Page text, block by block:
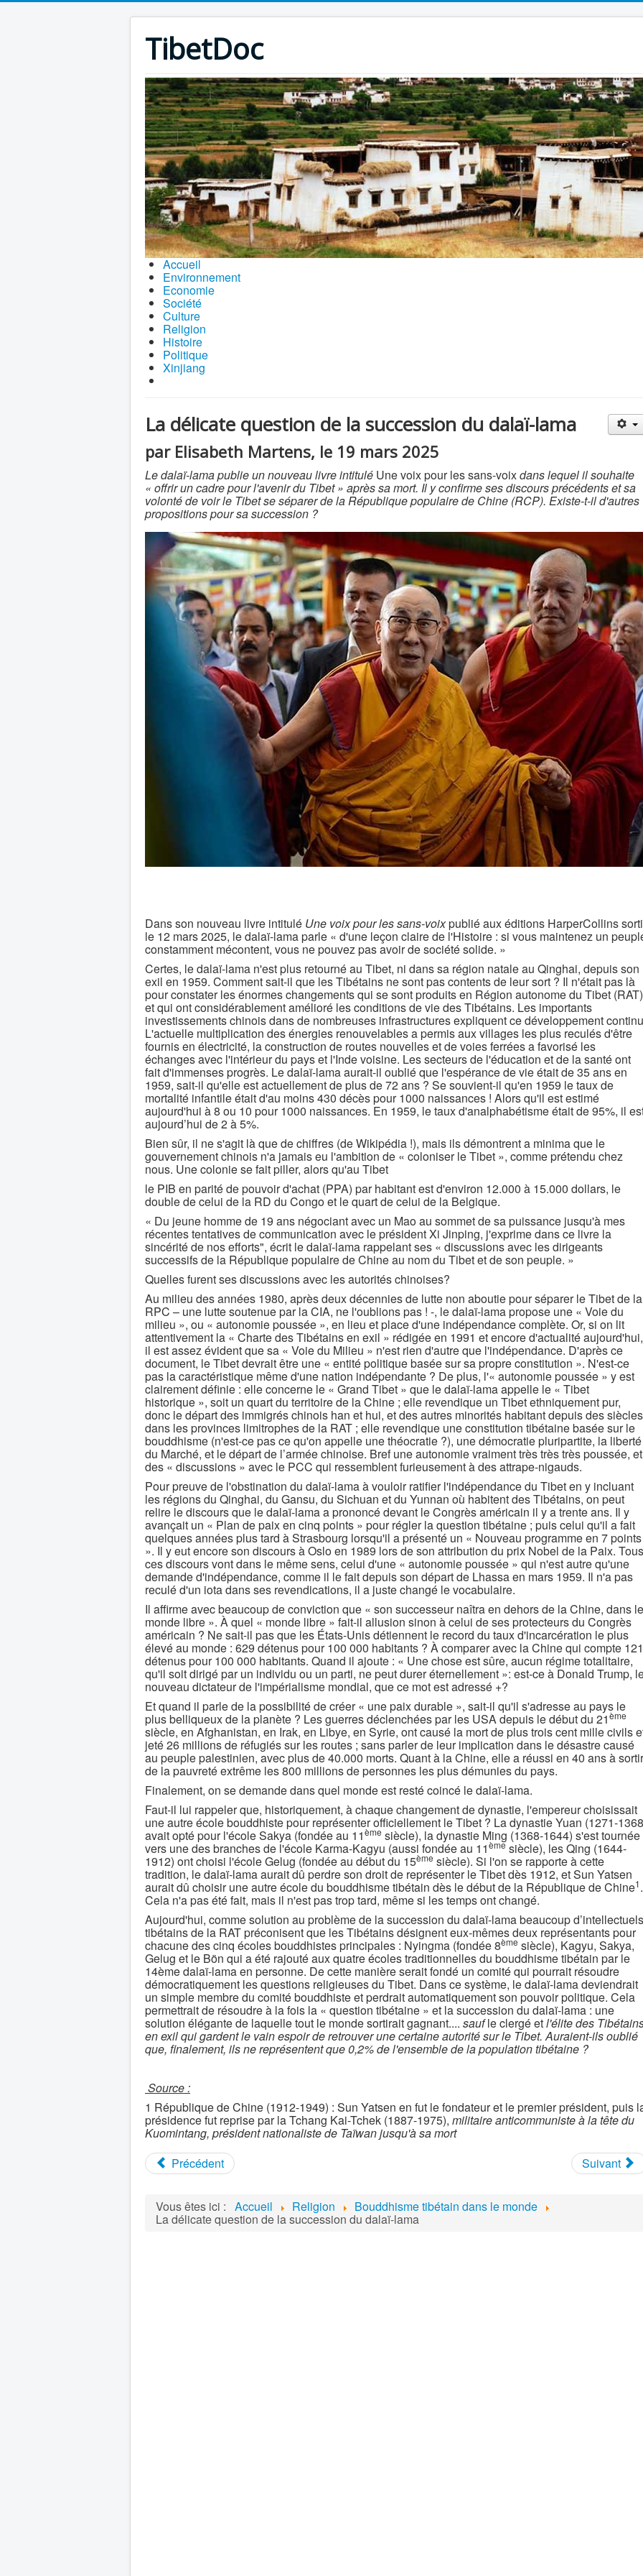
TibetDoc
Accueil
Environnement
Economie
Société
Culture
Religion
Histoire
Politique
Xinjiang
La délicate question de la succession du dalaï-lama
par Elisabeth Martens, le 19 mars 2025
Le dalaï-lama publie un nouveau livre intitulé Une voix pour les sans-voixdans lequel il souhaite
« offrir un cadre pour l'avenir du Tibet » après sa mort. Il y confirme ses discours précédents et sa
volonté de voir le Tibet se séparer de la République populaire de Chine (RCP). Existe-t-il d'autres
propositions pour sa succession ?
Dans son nouveau livre intitulé Une voix pour les sans-voixpublié aux éditions HarperCollins sorti
le 12 mars 2025, le dalaï-lama parle « d'une leçon claire de l'Histoire : si vous maintenez un
constamment mécontent, vous ne pouvez pas avoir de société solide. »
Certes, le dalaï-lama n'est plus retourné au Tibet, ni dans sa région natale au Qinghai, depuis son
exil en 1959. Comment sait-il que les Tibétains ne sont pas contents de leur sort ? Il n'était pas là
pour constater les énormes changements qui se sont produits en Région autonome du Tibet (RAT)
et qui ont considérablement amélioré les conditions de vie des Tibétains. Les importants
investissements chinois dans de nombreuses infrastructures expliquent ce développement
L'actuelle multiplication des énergies renouvelables a permis aux villages les plus reculés d'être
fournis en électricité, la construction de routes nouvelles et de voies ferrées a favorisé les
échanges avec l'intérieur du pays et l'Inde voisine. Les secteurs de l'éducation et de la santé ont
fait d'immenses progrès. Le dalaï-lama aurait-il oublié que l'espérance de vie était de 35 ans en
1959, sait-il qu'elle est actuellement de plus de 72 ans ? Se souvient-il qu'en 1959 le taux de
mortalité infantile était d'au moins 430 décès pour 1000 naissances ! Alors qu'il est estimé
aujourd'hui à 8 ou 10 pour 1000 naissances. En 1959, le taux d'analphabétisme était de 95%, il
aujourd’hui de 2 à 5%.
Bien sûr, il ne s'agit là que de chiffres (de Wikipédia !), mais ils démontrent a minima que le
gouvernement chinois n'a jamais eu l'ambition de « coloniser le Tibet », comme prétendu chez
nous. Une colonie se fait piller, alors qu'au Tibet
le PIB en parité de pouvoir d'achat (PPA) par habitant est d'environ 12.000 à 15.000 dollars, le
double de celui de la RD du Congo et le quart de celui de la Belgique.
« Du jeune homme de 19 ans négociant avec un Mao au sommet de sa puissance jusqu'à mes
récentes tentatives de communication avec le président Xi Jinping, j'exprime dans ce livre la
sincérité de nos efforts", écrit le dalaï-lama rappelant ses « discussions avec les dirigeants
successifs de la République populaire de Chine au nom du Tibet et de son peuple. »
Quelles furent ses discussions avec les autorités chinoises?
Au milieu des années 1980, après deux décennies de lutte non aboutie pour séparer le Tibet de la
RPC – une lutte soutenue par la CIA, ne l'oublions pas ! -, le dalaï-lama propose une « Voie du
milieu », ou « autonomie poussée », en lieu et place d'une indépendance complète. Or, si on lit
attentivement la « Charte des Tibétains en exil » rédigée en 1991 et encore d'actualité aujourd'hui,
il est assez évident que sa « Voie du Milieu » n'est rien d'autre que l'indépendance. D'après ce
document, le Tibet devrait être une « entité politique basée sur sa propre constitution ». N'est-ce
pas la caractéristique même d'une nation indépendante ? De plus, l'« autonomie poussée » y est
clairement définie : elle concerne le « Grand Tibet » que le dalaï-lama appelle le « Tibet
historique », soit un quart du territoire de la Chine ; elle revendique un Tibet ethniquement pur,
donc le départ des immigrés chinois han et hui, et des autres minorités habitant depuis des siècles
dans les provinces limitrophes de la RAT ; elle revendique une constitution tibétaine basée sur le
bouddhisme (n'est-ce pas ce qu'on appelle une théocratie ?), une démocratie pluripartite, la liberté
du Marché, et le départ de l’armée chinoise. Bref une autonomie vraiment très très très poussée, et
des « discussions » avec le PCC qui ressemblent furieusement à des attrape-nigauds.
Pour preuve de l'obstination du dalaï-lama à vouloir ratifier l'indépendance du Tibet en y incluant
les régions du Qinghai, du Gansu, du Sichuan et du Yunnan où habitent des Tibétains, on peut
relire le discours que le dalaï-lama a prononcé devant le Congrès américain il y a trente ans. Il y
avançait un « Plan de paix en cinq points » pour régler la question tibétaine ; puis celui qu'il a fait
quelques années plus tard à Strasbourg lorsqu'il a présenté un « Nouveau programme en 7 points
». Il y eut encore son discours à Oslo en 1989 lors de son attribution du prix Nobel de la Paix. Tous
ces discours vont dans le même sens, celui d'une « autonomie poussée » qui n'est autre qu'une
demande d'indépendance, comme il le fait depuis son départ de Lhassa en mars 1959. Il n'a pas
reculé d'un iota dans ses revendications, il a juste changé le vocabulaire.
Il affirme avec beaucoup de conviction que « son successeur naîtra en dehors de la Chine, dans le
monde libre ». À quel « monde libre » fait-il allusion sinon à celui de ses protecteurs du Congrès
américain ? Ne sait-il pas que les États-Unis détiennent le record du taux d'incarcération le plus
élevé au monde : 629 détenus pour 100 000 habitants ? À comparer avec la Chine qui compte 121
détenus pour 100 000 habitants. Quand il ajoute : « Une chose est sûre, aucun régime totalitaire,
qu'il soit dirigé par un individu ou un parti, ne peut durer éternellement »: est-ce à Donald Trump,
nouveau dictateur de l'impérialisme mondial, que ce mot est adressé +?
Et quand il parle de la possibilité de créer « une paix durable », sait-il qu'il s'adresse au pays le
plus belliqueux de la planète ? Les guerres déclenchées par les USA depuis le début du 21ème
siècle, en Afghanistan, en Irak, en Libye, en Syrie, ont causé la mort de plus trois cent mille civils
jeté 26 millions de réfugiés sur les routes ; sans parler de leur implication dans le désastre causé
au peuple palestinien, avec plus de 40.000 morts. Quant à la Chine, elle a réussi en 40 ans à sortir
de la pauvreté extrême les 800 millions de personnes les plus démunies du pays.
Finalement, on se demande dans quel monde est resté coincé le dalaï-lama.
Faut-il lui rappeler que, historiquement, à chaque changement de dynastie, l'empereur choisissait
une autre école bouddhiste pour représenter officiellement le Tibet ? La dynastie Yuan (1271-
avait opté pour l'école Sakya (fondée au 11ème siècle), la dynastie Ming (1368-1644) s'est tournée
vers une des branches de l'école Karma-Kagyu (aussi fondée au 11ème siècle), les Qing (1644-
1912) ont choisi l'école Gelug (fondée au début du 15ème siècle). Si l'on se rapporte à cette
tradition, le dalaï-lama aurait dû perdre son droit de représenter le Tibet dès 1912, et Sun Yatsen
aurait dû choisir une autre école du bouddhisme tibétain dès le début de la République de Chine1.
Cela n'a pas été fait, mais il n'est pas trop tard, même si les temps ont changé.
Aujourd'hui, comme solution au problème de la succession du dalaï-lama beaucoup d’intellectuels
tibétains de la RAT préconisent que les Tibétains désignent eux-mêmes deux représentants pour
chacune des cinq écoles bouddhistes principales : Nyingma (fondée 8ème siècle), Kagyu, Sakya,
Gelug et le Bön qui a été rajouté aux quatre écoles traditionnelles du bouddhisme tibétain par le
14ème dalaï-lama en personne. De cette manière serait fondé un comité qui pourrait résoudre
démocratiquement les questions religieuses du Tibet. Dans ce système, le dalaï-lama deviendrait
un simple membre du comité bouddhiste et perdrait automatiquement son pouvoir politique. Cela
permettrait de résoudre à la fois la « question tibétaine » et la succession du dalaï-lama : une
solution élégante de laquelle tout le monde sortirait gagnant.... saufle clergé etl'élite des
en exil qui gardent le vain espoir de retrouver une certaine autorité sur le Tibet. Auraient-ils oublié
que, finalement, ils ne représentent que 0,2% de l'ensemble de la population tibétaine ?
Source :
1 République de Chine (1912-1949) : Sun Yatsen en fut le fondateur et le premier président, puis
présidence fut reprise par la Tchang Kai-Tchek (1887-1975), militaire anticommuniste à la tête du
Kuomintang, président nationaliste de Taïwan jusqu'à sa mort
Précédent
Suivant
Vous êtes ici : Accueil Religion Bouddhisme tibétain dans le monde
La délicate question de la succession du dalaï-lama